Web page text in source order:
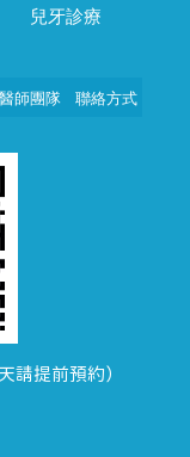
兒牙診療
醫師團隊 聯絡方式
請提前預約）